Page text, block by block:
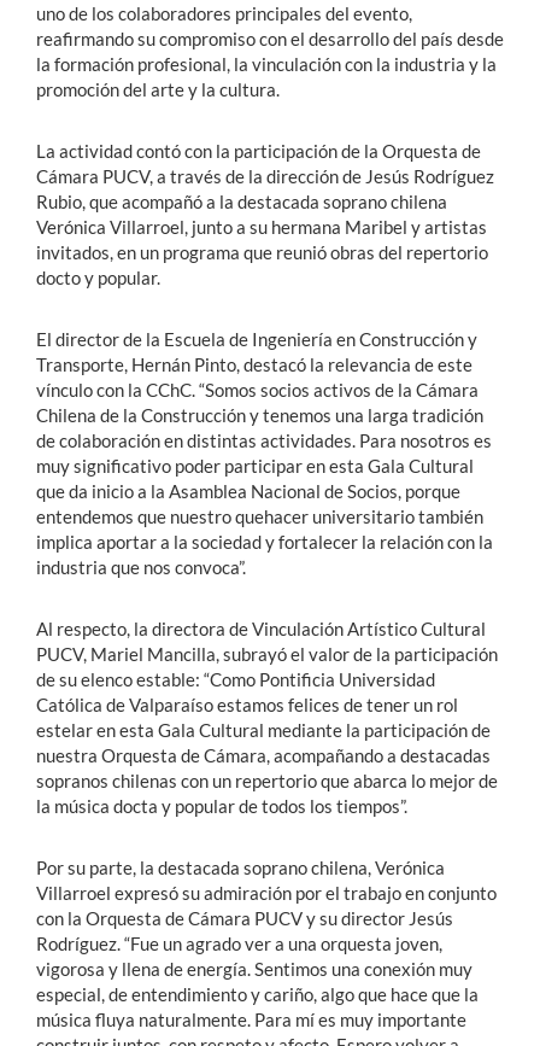
uno de los colaboradores principales del evento,
reafirmando su compromiso con el desarrollo del país desde
la formación profesional, la vinculación con la industria y la
promoción del arte y la cultura.
La actividad contó con la participación de la Orquesta de
Cámara PUCV, a través de la dirección de Jesús Rodríguez
Rubio, que acompañó a la destacada soprano chilena
Verónica Villarroel, junto a su hermana Maribel y artistas
invitados, en un programa que reunió obras del repertorio
docto y popular.
El director de la Escuela de Ingeniería en Construcción y
Transporte, Hernán Pinto, destacó la relevancia de este
vínculo con la CChC. “Somos socios activos de la Cámara
Chilena de la Construcción y tenemos una larga tradición
de colaboración en distintas actividades. Para nosotros es
muy significativo poder participar en esta Gala Cultural
que da inicio a la Asamblea Nacional de Socios, porque
entendemos que nuestro quehacer universitario también
implica aportar a la sociedad y fortalecer la relación con la
industria que nos convoca”.
Al respecto, la directora de Vinculación Artístico Cultural
PUCV, Mariel Mancilla, subrayó el valor de la participación
de su elenco estable: “Como Pontificia Universidad
Católica de Valparaíso estamos felices de tener un rol
estelar en esta Gala Cultural mediante la participación de
nuestra Orquesta de Cámara, acompañando a destacadas
sopranos chilenas con un repertorio que abarca lo mejor de
la música docta y popular de todos los tiempos”.
Por su parte, la destacada soprano chilena, Verónica
Villarroel expresó su admiración por el trabajo en conjunto
con la Orquesta de Cámara PUCV y su director Jesús
Rodríguez. “Fue un agrado ver a una orquesta joven,
vigorosa y llena de energía. Sentimos una conexión muy
especial, de entendimiento y cariño, algo que hace que la
música fluya naturalmente. Para mí es muy importante